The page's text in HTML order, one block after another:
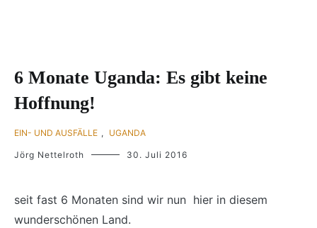
6 Monate Uganda: Es gibt keine
Hoffnung!
EIN- UND AUSFÄLLE , UGANDA
Jörg Nettelroth 30. Juli 2016
seit fast 6 Monaten sind wir nun hier in diesem
wunderschönen Land.